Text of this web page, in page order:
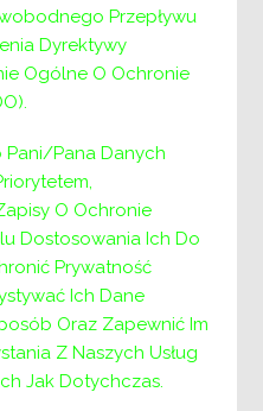
Przepływu
Dyrektywy
Ogólne O Ochronie
Pani/Pana Danych
O Ochronie
Dostosowania Ich Do
Prywatność
Ich Dane
Oraz Zapewnić Im
Z Naszych Usług
Jak Dotychczas.
dnia 17 kwietnia 2024 r.
/2024
Rodzinie w
26 G